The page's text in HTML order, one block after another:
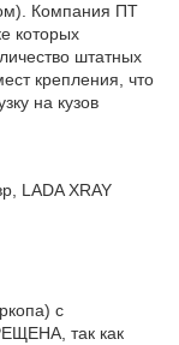
Компания ПТ
которых
штатных
крепления, что
на кузов
LADA XRAY
с
так как